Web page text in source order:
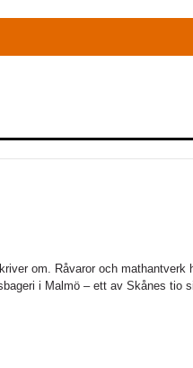
om. Råvaror och
i Malmö – ett av Skånes